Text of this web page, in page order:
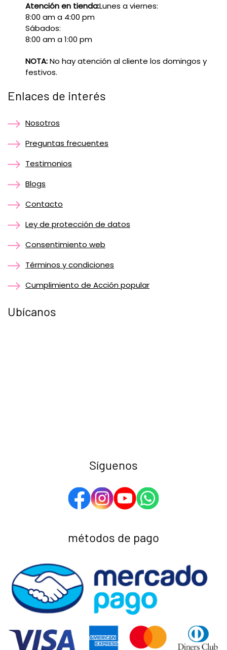
Atención en tienda:Lunes a viernes:
8:00 am a 4:00 pm
Sábados:
8:00 am a 1:00 pm
NOTA:No hay atención al cliente los domingos y
festivos.
Enlaces de interés
Nosotros
Preguntas frecuentes
Testimonios
Blogs
Contacto
Ley de protección de datos
Consentimiento web
Términos y condiciones
Cumplimiento de Acción popular
Ubícanos
Síguenos
métodos de pago